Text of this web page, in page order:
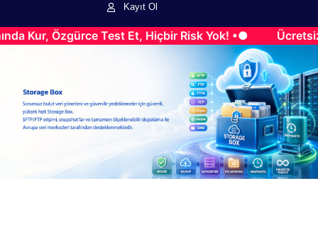
Kayıt Ol
Özgürce Test Et, Hiçbir Risk Yok! •● Ücretsiz VPS